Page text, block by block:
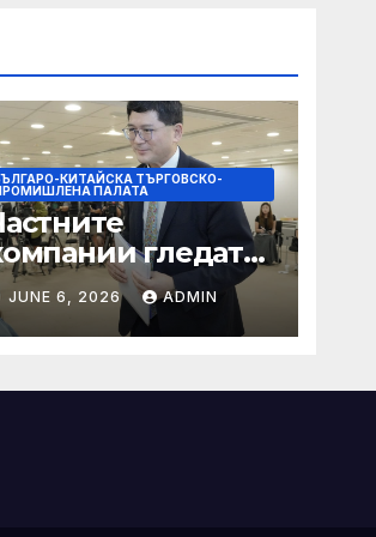
КИТАЙСКА ТЪРГОВСКО-
ПАЛАТА
гледат
по-голяма роля
стратегическата
JUNE 6, 2026 ADMIN